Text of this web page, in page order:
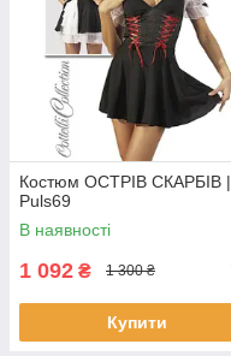
Костюм ОСТРІВ СКАРБІВ |
Puls69
В наявності
1 092 ₴ 1 300 ₴
Купити